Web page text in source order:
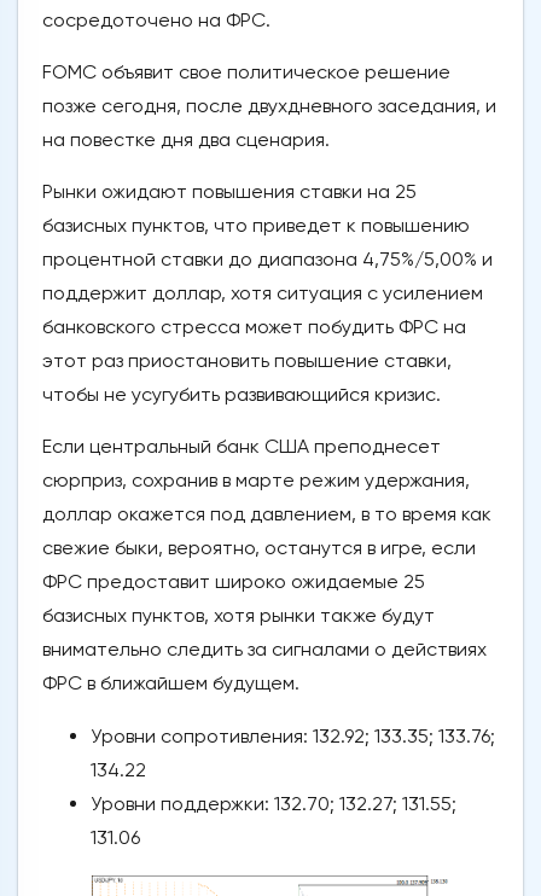
сосредоточено на ФРС.
FOMC объявит свое политическое решение
позже сегодня, после двухдневного заседания, и
на повестке дня два сценария.
Рынки ожидают повышения ставки на 25
базисных пунктов, что приведет к повышению
процентной ставки до диапазона 4,75%/5,00% и
поддержит доллар, хотя ситуация с усилением
банковского стресса может побудить ФРС на
этот раз приостановить повышение ставки,
чтобы не усугубить развивающийся кризис.
Если центральный банк США преподнесет
сюрприз, сохранив в марте режим удержания,
доллар окажется под давлением, в то время как
свежие быки, вероятно, останутся в игре, если
ФРС предоставит широко ожидаемые 25
базисных пунктов, хотя рынки также будут
внимательно следить за сигналами о действиях
ФРС в ближайшем будущем.
Уровни сопротивления: 132.92; 133.35; 133.76;
134.22
Уровни поддержки: 132.70; 132.27; 131.55;
131.06